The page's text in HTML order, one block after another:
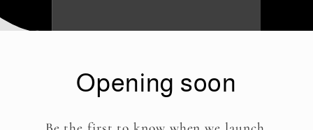
Opening soon